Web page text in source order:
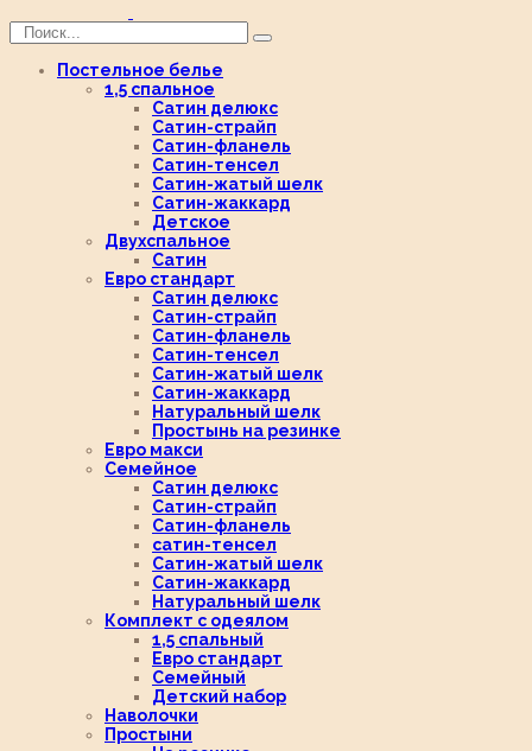
Постельное белье
1,5 спальное
Сатин делюкс
Сатин-страйп
Сатин-фланель
Сатин-тенсел
Сатин-жатый шелк
Сатин-жаккард
Детское
Двухспальное
Сатин
Евро стандарт
Сатин делюкс
Сатин-страйп
Сатин-фланель
Сатин-тенсел
Сатин-жатый шелк
Сатин-жаккард
Натуральный шелк
Простынь на резинке
Евро макси
Семейное
Сатин делюкс
Сатин-страйп
Сатин-фланель
сатин-тенсел
Сатин-жатый шелк
Сатин-жаккард
Натуральный шелк
Комплект с одеялом
1,5 спальный
Евро стандарт
Семейный
Детский набор
Наволочки
Простыни